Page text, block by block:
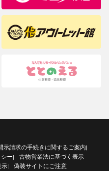
示請求の手続きに関するご案内|
ー|
古物営業法に基づく表示
| 偽装サイトにご注意